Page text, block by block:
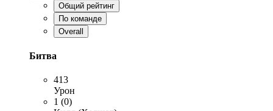
Общий рейтинг
По команде
Overall
Битва
413
Урон
1 (0)